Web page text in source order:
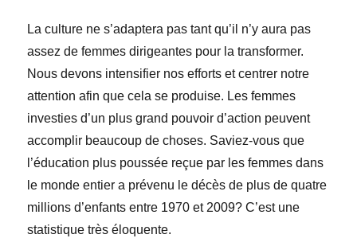
La culture ne s’adaptera pas tant qu’il n’y aura pas
assez de femmes dirigeantes pour la transformer.
Nous devons intensifier nos efforts et centrer notre
attention afin que cela se produise. Les femmes
investies d’un plus grand pouvoir d’action peuvent
accomplir beaucoup de choses. Saviez-vous que
l’éducation plus poussée reçue par les femmes dans
le monde entier a prévenu le décès de plus de quatre
millions d’enfants entre 1970 et 2009? C’est une
statistique très éloquente.